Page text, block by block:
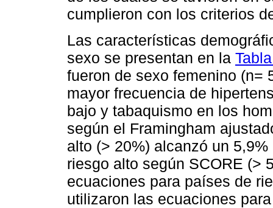
cumplieron con los criterios
Las características
sexo se presentan en la
fueron de sexo femenino (n=
mayor frecuencia de
bajo y tabaquismo en los
según el Framingham
alto (> 20%) alcanzó un
riesgo alto según SCORE (>
ecuaciones para países de
utilizaron las ecuaciones